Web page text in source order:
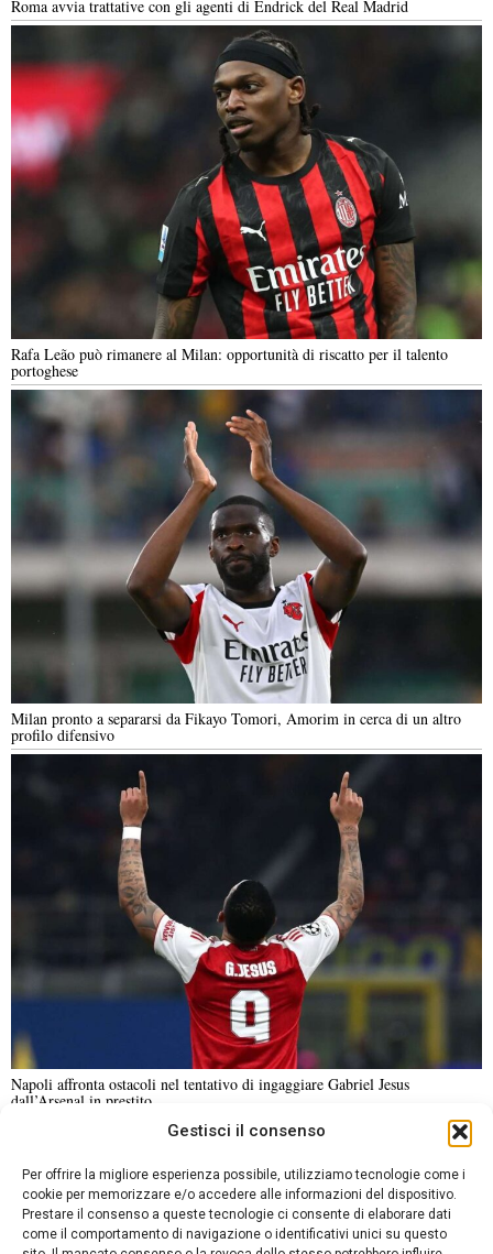
Gestisci il consenso
Per offrire la migliore esperienza possibile, utilizziamo tecnologie come i
cookie per memorizzare e/o accedere alle informazioni del dispositivo.
Prestare il consenso a queste tecnologie ci consente di elaborare dati
come il comportamento di navigazione o identificativi unici su questo
Roma avvia trattative con gli agenti di Endrick del Real Madrid
Rafa Leão può rimanere al Milan: opportunità di riscatto per il talento
portoghese
Milan pronto a separarsi da Fikayo Tomori, Amorim in cerca di un altro
profilo difensivo
Napoli affronta ostacoli nel tentativo di ingaggiare Gabriel Jesus
dall’Arsenal in prestito
ANALISI E OPINIONI
SPORT CULTURA VIAGGI
Contatti